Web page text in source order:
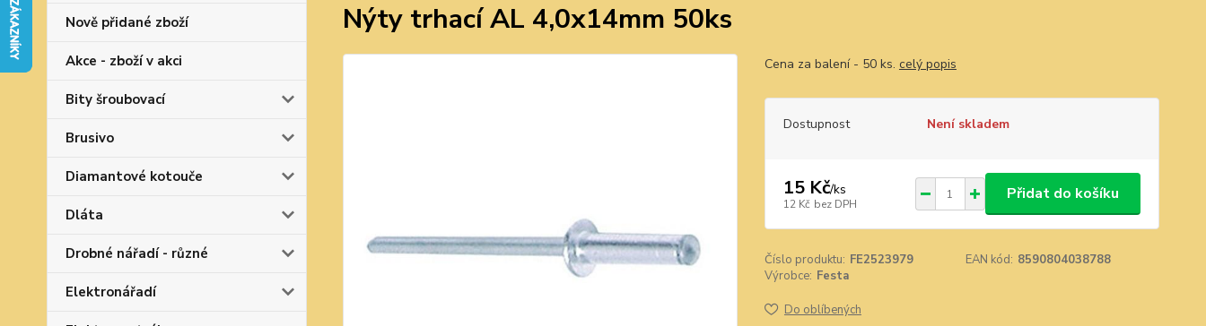
Nově přidané zboží
Akce - zboží v akci
Bity šroubovací
Brusivo
Diamantové kotouče
Dláta
Drobné nářadí - různé
Elektronářadí
Nýty trhací AL 4,0x14mm 50ks
Cena za balení - 50 ks. celý popis
Dostupnost Není skladem
15 Kč/ks
12 Kč bez DPH
Přidat do košíku
Číslo produktu: FE2523979 EAN kód: 8590804038788
Výrobce: Festa
Do oblíbených